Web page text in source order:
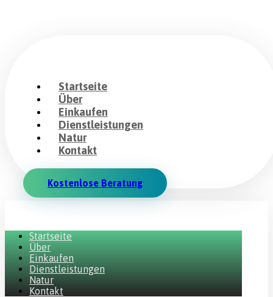
Startseite
Über
Einkaufen
Dienstleistungen
Natur
Kontakt
Kostenlose Beratung
Startseite
Über
Einkaufen
Dienstleistungen
Natur
Kontakt